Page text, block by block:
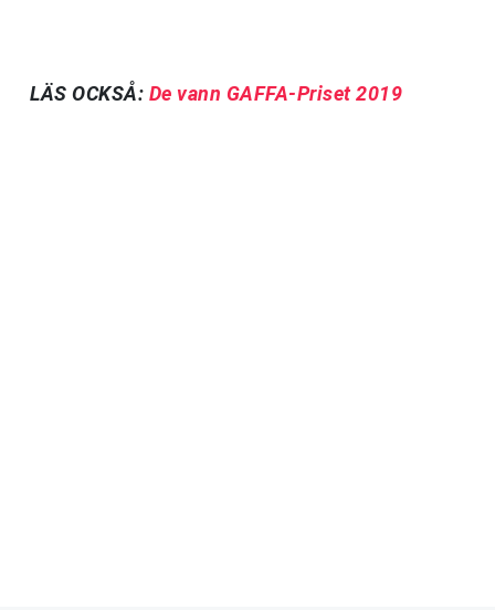
LÄS OCKSÅ: De vann GAFFA-Priset 2019